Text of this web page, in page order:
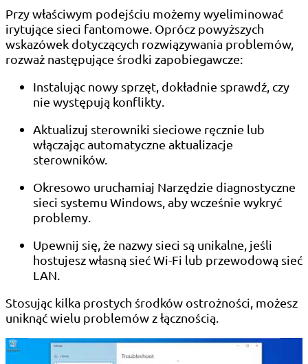
Przy właściwym podejściu możemy wyeliminować
irytujące sieci fantomowe. Oprócz powyższych
wskazówek dotyczących rozwiązywania problemów,
rozważ następujące środki zapobiegawcze:
Instalując nowy sprzęt, dokładnie sprawdź, czy
nie występują konflikty.
Aktualizuj sterowniki sieciowe ręcznie lub
włączając automatyczne aktualizacje
sterowników.
Okresowo uruchamiaj Narzędzie diagnostyczne
sieci systemu Windows, aby wcześnie wykryć
problemy.
Upewnij się, że nazwy sieci są unikalne, jeśli
hostujesz własną sieć Wi-Fi lub przewodową sieć
LAN.
Stosując kilka prostych środków ostrożności, możesz
uniknąć wielu problemów z łącznością.